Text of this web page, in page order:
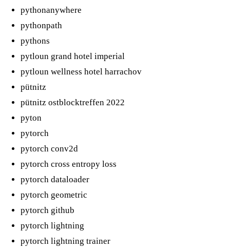
pythonanywhere
pythonpath
pythons
pytloun grand hotel imperial
pytloun wellness hotel harrachov
pütnitz
pütnitz ostblocktreffen 2022
pyton
pytorch
pytorch conv2d
pytorch cross entropy loss
pytorch dataloader
pytorch geometric
pytorch github
pytorch lightning
pytorch lightning trainer